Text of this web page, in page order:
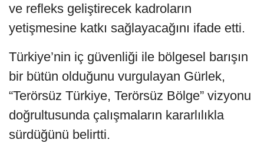
ve refleks geliştirecek kadroların
yetişmesine katkı sağlayacağını ifade etti.
Türkiye’nin iç güvenliği ile bölgesel barışın
bir bütün olduğunu vurgulayan Gürlek,
“Terörsüz Türkiye, Terörsüz Bölge” vizyonu
doğrultusunda çalışmaların kararlılıkla
sürdüğünü belirtti.